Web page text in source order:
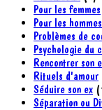
Pour les femmes
Pour les hommes
Problèmes de
Psychologie du
Rencontrer son
Rituels d'amour
Séduire son ex
Séparation ou